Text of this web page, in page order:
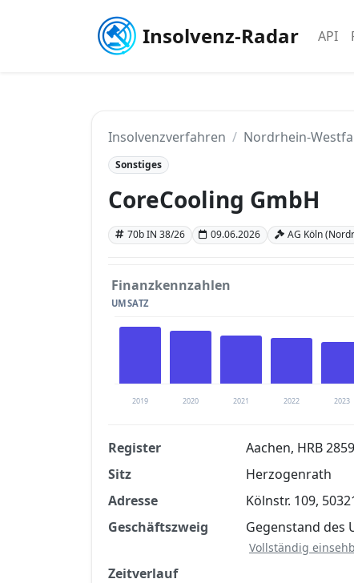
Insolvenz-Radar API
Insolvenzverfahren Nordrhein-
Sonstiges
CoreCooling GmbH
70b IN 38/26 09.06.2026 AG Köln
Finanzkennzahlen
UMSATZ
2019 2020 2021 2022 2023
Finanzkennzahlen nach kostenloser
Jetzt kostenlos
Register
Aachen, HRB
Sitz
Herzogenrath
Adresse
Kölnstr. 109,
Geschäftszweig
Gegenstand des
Vollständig
Zeitverlauf